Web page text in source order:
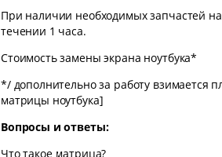
При наличии необходимых запчастей
течении 1 часа.
Стоимость замены экрана ноутбука*
*/ дополнительно за работу взимается
матрицы ноутбука]
Вопросы и ответы:
Что такое матрица?